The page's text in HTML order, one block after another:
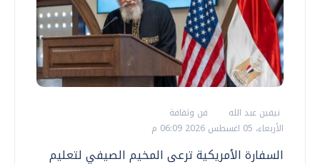
نيفين عبد الله
فن وثقافة
الأربعاء، 05 اغسطس 2026 06:09 م
السفارة الأمريكية ترعى المخيم الصيفي لتعليم